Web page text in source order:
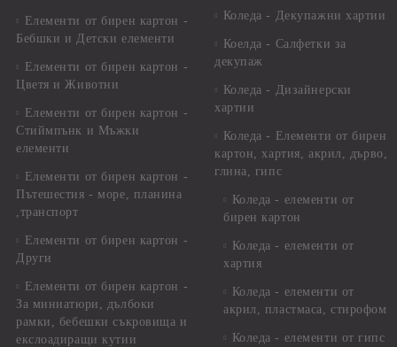
Елементи от бирен картон -
Бебшки и Детски елементи
Елементи от бирен картон -
Цветя и Животни
Елементи от бирен картон -
Стиймпънк и Мъжки
елементи
Елементи от бирен картон -
Пътешестия - море, планина
,транспорт
Елементи от бирен картон -
Други
Елементи от бирен картон -
За миниатюри, дълбоки
рамки, бебешки съкровища и
екслоадиращи кутии
Коледа - Декупажни хартии
Коелда - Салфетки за
декупаж
Коледа - Дизайнерски
хартии
Коледа - Eлементи от бирен
картон, хартия, акрил, дърво,
глина, гипс
Коледа - елементи от
бирен картон
Коледа - елементи от
хартия
Коледа - елементи от
акрил, пластмаса, стирофом
Коледа - елементи от гипс